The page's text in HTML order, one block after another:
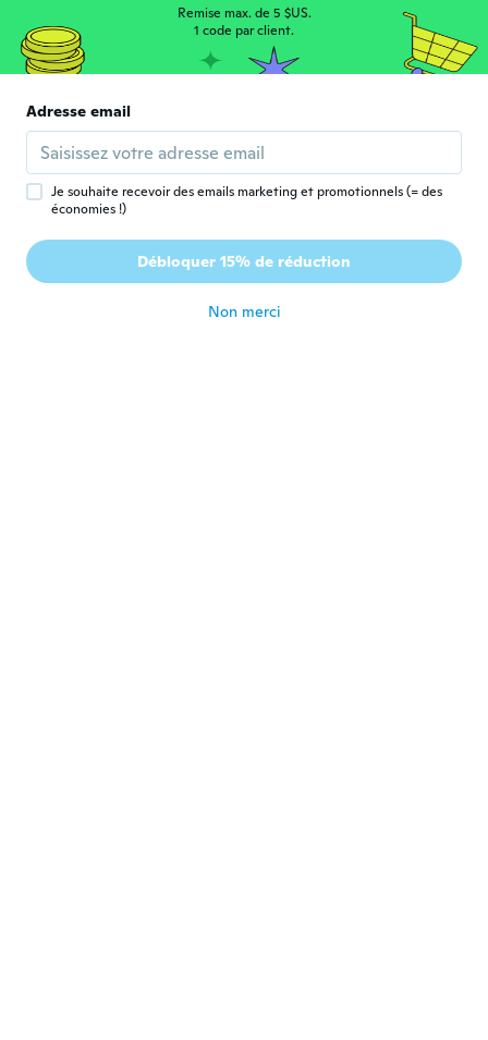
The actual “glunt” product is
$50.00-$80.00 this is just as good as the
il y a 8 ans
J Justin
Inscrit depuis 2014 · 12
Ignacio
Inscrit depuis 2017 · 7 avis · 4 chargements
Remise max. de 5 $US.
1 code par client.
Adresse email
Je souhaite recevoir des emails marketing et promotionnels (= des
économies !)
Débloquer 15% de réduction
Non merci